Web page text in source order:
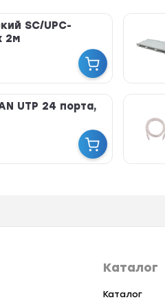
SC/UPC-
2м
UTP 24 порта,
Каталог
Каталог